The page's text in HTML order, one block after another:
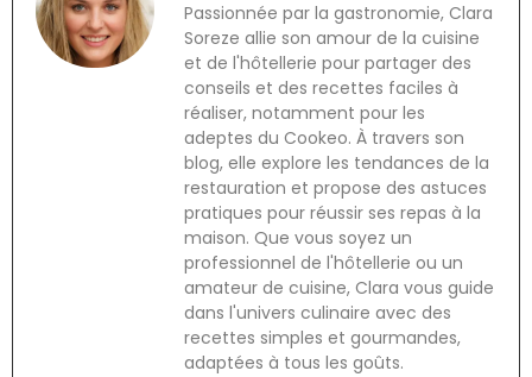
Passionnée par la gastronomie, Clara
Soreze allie son amour de la cuisine
et de l'hôtellerie pour partager des
conseils et des recettes faciles à
réaliser, notamment pour les
adeptes du Cookeo. À travers son
blog, elle explore les tendances de la
restauration et propose des astuces
pratiques pour réussir ses repas à la
maison. Que vous soyez un
professionnel de l'hôtellerie ou un
amateur de cuisine, Clara vous guide
dans l'univers culinaire avec des
recettes simples et gourmandes,
adaptées à tous les goûts.